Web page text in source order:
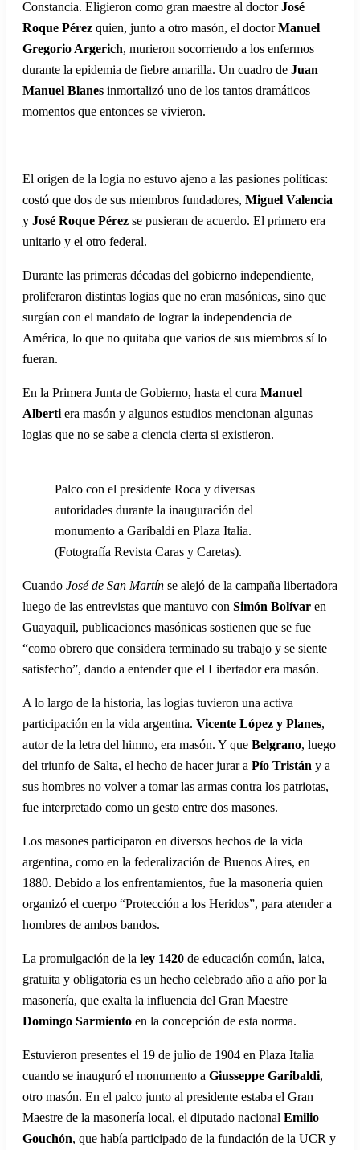
Constancia. Eligieron como gran maestre al doctorJosé
Roque Pérez quien, junto a otro masón, el doctorManuel
Gregorio Argerich, murieron socorriendo a los enfermos
durante la epidemia de fiebre amarilla. Un cuadro de Juan
Manuel Blanes inmortalizó uno de los tantos dramáticos
momentos que entonces se vivieron.
El origen de la logia no estuvo ajeno a las pasiones políticas:
costó que dos de sus miembros fundadores, Miguel Valencia
y José Roque Pérez se pusieran de acuerdo. El primero era
unitario y el otro federal.
Durante las primeras décadas del gobierno independiente,
proliferaron distintas logias que no eran masónicas, sino que
surgían con el mandato de lograr la independencia de
América, lo que no quitaba que varios de sus miembros sí lo
fueran.
En la Primera Junta de Gobierno, hasta el cura Manuel
Alberti era masón y algunos estudios mencionan algunas
logias que no se sabe a ciencia cierta si existieron.
Palco con el presidente Roca y diversas
autoridades durante la inauguración del
monumento a Garibaldi en Plaza Italia.
(Fotografía Revista Caras y Caretas).
Cuando José de San Martín se alejó de la campaña libertadora
luego de las entrevistas que mantuvo con Simón Bolívar en
Guayaquil, publicaciones masónicas sostienen que se fue
“como obrero que considera terminado su trabajo y se siente
satisfecho”, dando a entender que el Libertador era masón.
A lo largo de la historia, las logias tuvieron una activa
participación en la vida argentina. Vicente López y Planes,
autor de la letra del himno, era masón. Y que Belgrano, luego
del triunfo de Salta, el hecho de hacer jurar a Pío Tristán y a
sus hombres no volver a tomar las armas contra los patriotas,
fue interpretado como un gesto entre dos masones.
Los masones participaron en diversos hechos de la vida
argentina, como en la federalización de Buenos Aires, en
1880. Debido a los enfrentamientos, fue la masonería quien
organizó el cuerpo “Protección a los Heridos”, para atender a
hombres de ambos bandos.
La promulgación de la ley 1420 de educación común, laica,
gratuita y obligatoria es un hecho celebrado año a año por la
masonería, que exalta la influencia del Gran Maestre
Domingo Sarmiento en la concepción de esta norma.
Estuvieron presentes el 19 de julio de 1904 en Plaza Italia
cuando se inauguró el monumento a Giusseppe Garibaldi,
otro masón. En el palco junto al presidente estaba el Gran
Maestre de la masonería local, el diputado nacional Emilio
Gouchón, que había participado de la fundación de la UCR y